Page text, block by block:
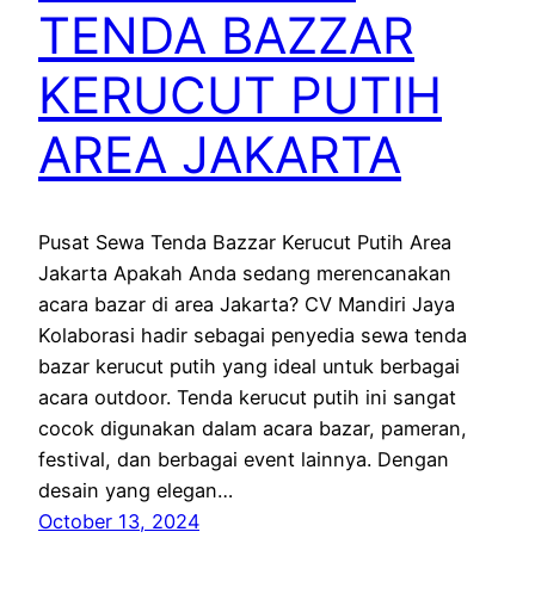
TENDA BAZZAR
KERUCUT PUTIH
AREA JAKARTA
Pusat Sewa Tenda Bazzar Kerucut Putih Area
Jakarta Apakah Anda sedang merencanakan
acara bazar di area Jakarta? CV Mandiri Jaya
Kolaborasi hadir sebagai penyedia sewa tenda
bazar kerucut putih yang ideal untuk berbagai
acara outdoor. Tenda kerucut putih ini sangat
cocok digunakan dalam acara bazar, pameran,
festival, dan berbagai event lainnya. Dengan
desain yang elegan…
October 13, 2024